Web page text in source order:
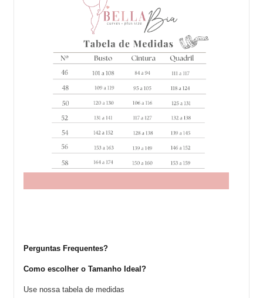
Perguntas Frequentes?
Como escolher o Tamanho Ideal?
Use nossa tabela de medidas